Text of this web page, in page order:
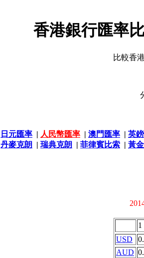
香港銀行匯率
比較香
日元匯率 | 人民幣匯率 | 澳門匯率 | 英
丹麥克朗 | 瑞典克朗 | 菲律賓比索 | 黃
1
USD
AUD